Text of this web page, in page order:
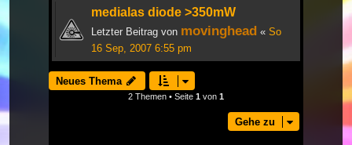
medialas diode >350mW
Letzter Beitrag von movinghead « So
16 Sep, 2007 6:55 pm
Neues Thema
2 Themen • Seite 1 von 1
Gehe zu